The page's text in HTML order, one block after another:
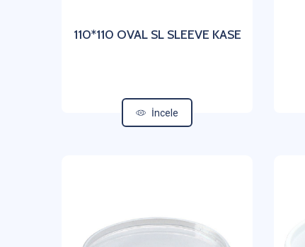
110*110 OVAL SL SLEEVE KASE
İncele